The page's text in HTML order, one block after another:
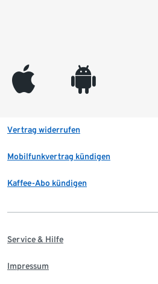
appleinc android
Vertrag widerrufen
Mobilfunkvertrag kündigen
Kaffee-Abo kündigen
Service & Hilfe
Impressum